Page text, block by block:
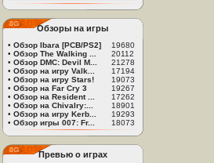
Обзоры на игры
• Обзор Ibara [PCB/PS2]
19680
• Обзор The Walking ...
20112
• Обзор DMC: Devil M...
21278
• Обзор на игру Valk...
17194
• Обзор на игру Stars!
19073
• Обзор на Far Cry 3
19267
• Обзор на Resident ...
17262
• Обзор на Chivalry:...
18901
• Обзор на игру Kerb...
19293
• Обзор игры 007: Fr... 18073
Превью о играх